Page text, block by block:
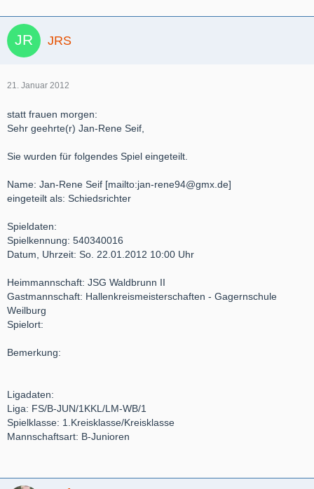
JRS
21. Januar 2012
statt frauen morgen:
Sehr geehrte(r) Jan-Rene Seif,
Sie wurden für folgendes Spiel eingeteilt.
Name: Jan-Rene Seif [mailto:jan-rene94@gmx.de]
eingeteilt als: Schiedsrichter
Spieldaten:
Spielkennung: 540340016
Datum, Uhrzeit: So. 22.01.2012 10:00 Uhr
Heimmannschaft: JSG Waldbrunn II
Gastmannschaft: Hallenkreismeisterschaften - Gagernschule
Weilburg
Spielort:
Bemerkung:
Ligadaten:
Liga: FS/B-JUN/1KKL/LM-WB/1
Spielklasse: 1.Kreisklasse/Kreisklasse
Mannschaftsart: B-Junioren